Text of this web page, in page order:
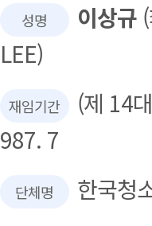
성명 이상규(
LEE)
재임기간
(제 14
987. 7
단체명 한국청